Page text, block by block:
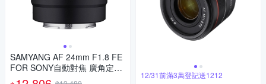
SAMYANG AF 24mm F1.8 FE
FOR SONY自動對焦 廣角定焦
鏡頭 (公司貨)
12/31前滿3萬登記送1212